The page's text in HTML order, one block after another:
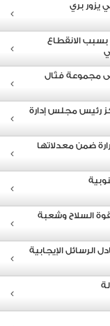
يزور بري
بسبب الانقطاع
رئيس مجلس إدارة
ضمن معدلاتها
السلاح وشعبة
الإيجابية